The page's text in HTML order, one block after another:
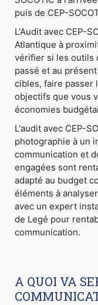
puis de CEP-
L'Audit avec CEP-
Atlantique à
vérifier si les outils
passé et au
cibles, faire passer
objectifs que vous
économies
L'audit avec CEP-
photographie à un
communication et
engagées sont
adapté au budget
éléments à
avec un expert
de Legé pour
communication.
A QUOI VA